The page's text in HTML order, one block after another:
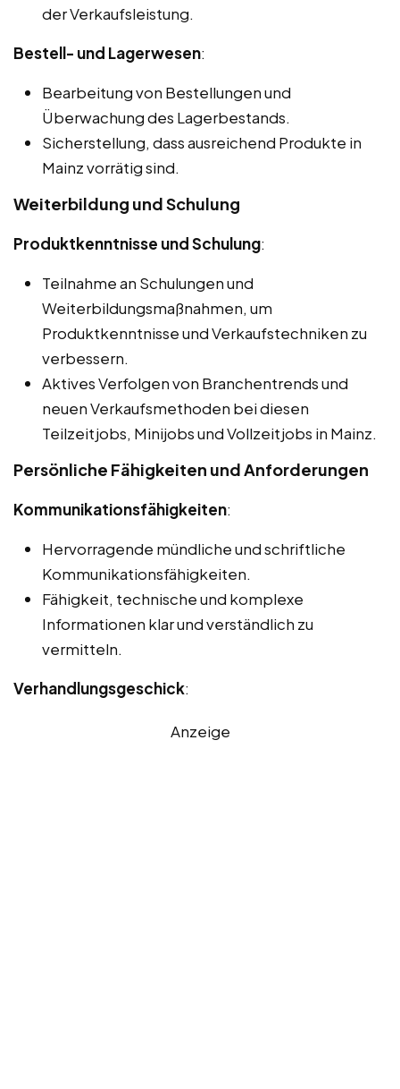
der Verkaufsleistung.
Bestell- und Lagerwesen:
Bearbeitung von Bestellungen und
Überwachung des Lagerbestands.
Sicherstellung, dass ausreichend Produkte in
Mainz vorrätig sind.
Weiterbildung und Schulung
Produktkenntnisse und Schulung:
Teilnahme an Schulungen und
Weiterbildungsmaßnahmen, um
Produktkenntnisse und Verkaufstechniken zu
verbessern.
Aktives Verfolgen von Branchentrends und
neuen Verkaufsmethoden bei diesen
Teilzeitjobs, Minijobs und Vollzeitjobs in Mainz.
Persönliche Fähigkeiten und Anforderungen
Kommunikationsfähigkeiten:
Hervorragende mündliche und schriftliche
Kommunikationsfähigkeiten.
Fähigkeit, technische und komplexe
Informationen klar und verständlich zu
vermitteln.
Verhandlungsgeschick:
Anzeige